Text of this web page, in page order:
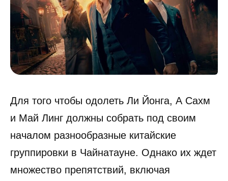
Для того чтобы одолеть Ли Йонга, А Сахм
и Май Линг должны собрать под своим
началом разнообразные китайские
группировки в Чайнатауне. Однако их ждет
множество препятствий, включая